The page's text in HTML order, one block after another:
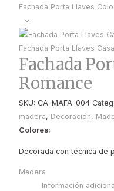
Fachada Porta Llaves
Fachada Porta Llaves
Fachada
Romance
SKU:CA-MAFA-004
madera, Decoración,
Colores:
Decorada con técnica de
Madera
Información